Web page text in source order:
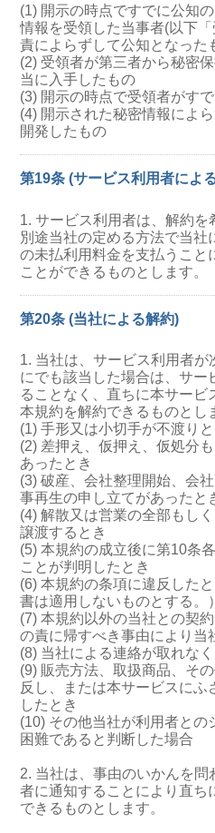
(1) 開示の時点ですでに公知
情報を受領した当事者(以下
責によらずして公知となった
(2) 受領者が第三者から秘密
当に入手したもの
(3) 開示の時点で受領者がす
(4) 開示された秘密情報によ
開発したもの
第19条 (サービス利用者によ
1. サービス利用者は、解約
別途当社の定める方法で当
の未払利用料金を支払うこと
ことができるものとします。
第20条 (当社による解約)
1. 当社は、サービス利用者
にでも該当した場合は、サー
ることなく、直ちに本サービ
本規約を解約できるものとし
(1) 手形又は小切手が不渡り
(2) 差押え、仮押え、仮処分
あったとき
(3) 破産、会社整理開始、会
事再生の申し立てがあったと
(4) 解散又は営業の全部もし
譲渡するとき
(5) 本規約の成立後に第10条
ことが判明したとき
(6) 本規約の条項に違反した
書は適用しないものとする。）
(7) 本規約以外の当社との契
の責に帰すべき事由により当
(8) 当社による連絡が取れな
(9) 販売方法、取扱商品、そ
反し、または本サービスに
したとき
(10) その他当社が利用者と
困難であると判断した場合
2. 当社は、事由のいかんを問
者に通知することにより直ち
できるものとします。